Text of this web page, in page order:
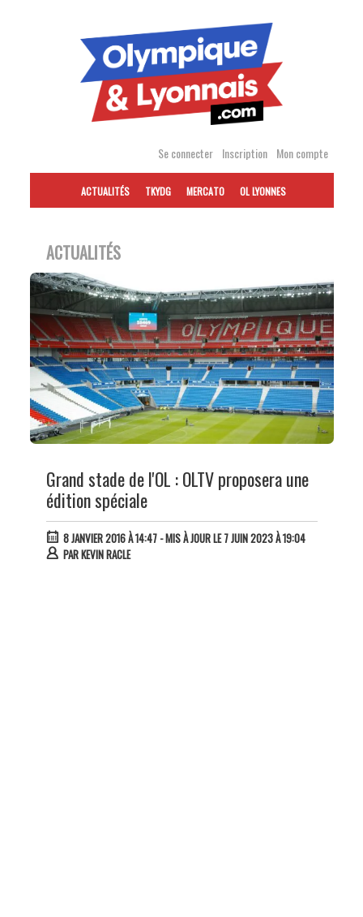
Se connecter Inscription Mon compte
ACTUALITÉS TKYDG MERCATO OL LYONNES
ACTUALITÉS
Grand stade de l'OL : OLTV proposera une
édition spéciale
8 JANVIER 2016 À 14:47- MIS À JOUR LE 7 JUIN 2023 À 19:04
PARKEVIN RACLE